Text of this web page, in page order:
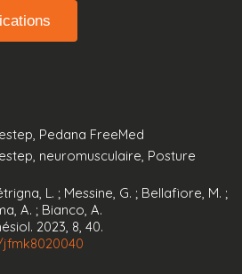
L. ; Messine, G. ; Bellafiore, M. ;
A. ; Bianco, A.
2023, 8, 40.
Pedana FreeMed
neuromusculaire, Posture